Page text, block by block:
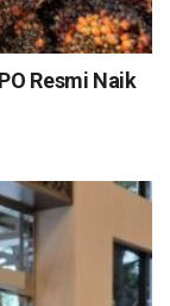
Resmi Naik